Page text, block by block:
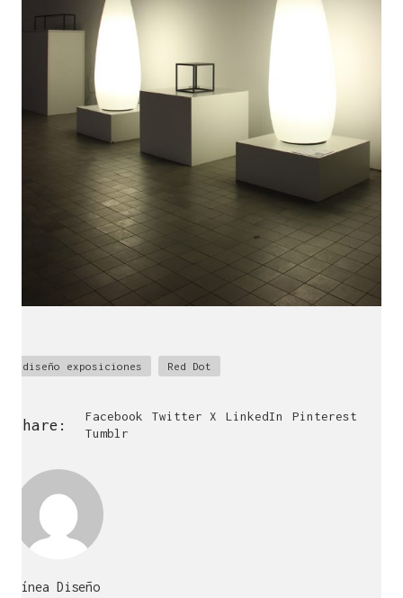
diseño exposiciones Red Dot
Share: Facebook Twitter X LinkedIn
Pinterest
Tumblr
Línea Diseño